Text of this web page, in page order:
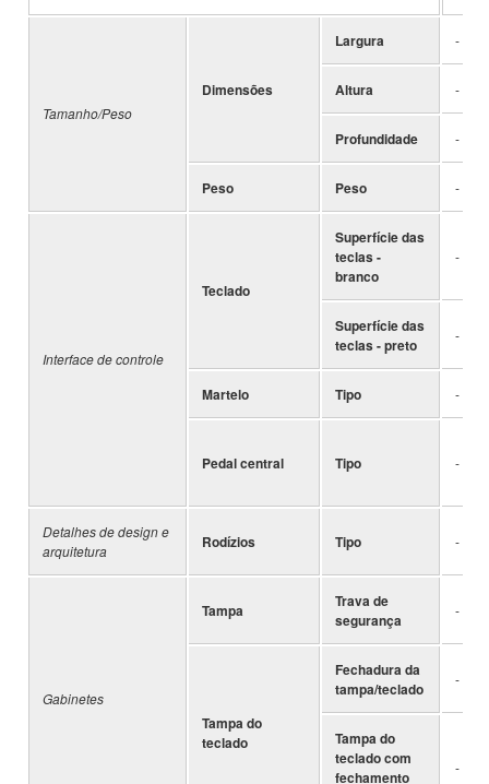
Tamanho/Peso
Dimensões
Largura -
Altura -
Profundidade -
Peso Peso -
Interface de controle
Teclado
Superfície das
teclas -
branco
-
Superfície das
teclas - preto
-
Martelo Tipo -
Pedal central Tipo -
Detalhes de design e
arquitetura
Rodízios Tipo -
Gabinetes
Tampa
Trava de
segurança
-
Tampa do
teclado
Fechadura da
tampa/teclado
-
Tampa do
teclado com
fechamento
-